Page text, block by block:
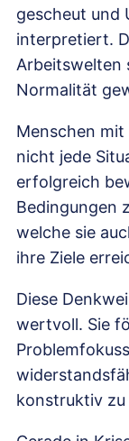
gescheut und
interpretiert.
Arbeitswelten
Normalität
Menschen
nicht jede
erfolgreich
Bedingungen
welche sie
ihre Ziele
Diese
wertvoll. Sie
konstruktiv zu